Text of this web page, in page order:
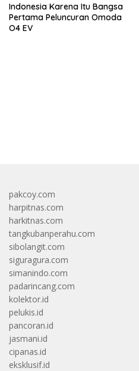
Indonesia Karena Itu Bangsa
Pertama Peluncuran Omoda
O4 EV
pakcoy.com
harpitnas.com
harkitnas.com
tangkubanperahu.com
sibolangit.com
siguragura.com
simanindo.com
padarincang.com
kolektor.id
pelukis.id
pancoran.id
jasmani.id
cipanas.id
eksklusif.id